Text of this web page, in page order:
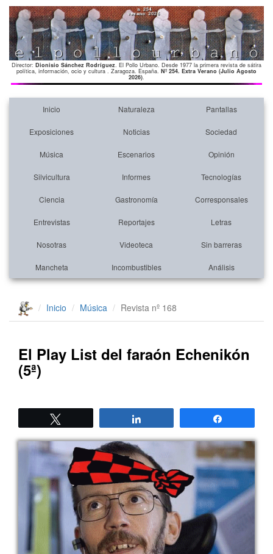
Director: Dionisio Sánchez Rodríguez. El Pollo Urbano. Desde 1977 la primera revista de sátira
política, información, ocio y cultura . Zaragoza. España. Nº 254. Extra Verano (Julio Agosto
2026).
Inicio Naturaleza Pantallas
Exposiciones Noticias Sociedad
Música Escenarios Opinión
Silvicultura Informes Tecnologías
Ciencia Gastronomía Corresponsales
Entrevistas Reportajes Letras
Nosotras Videoteca Sin barreras
Mancheta Incombustibles Análisis
Inicio Música Revista nº 168
El Play List del faraón Echenikón
(5ª)